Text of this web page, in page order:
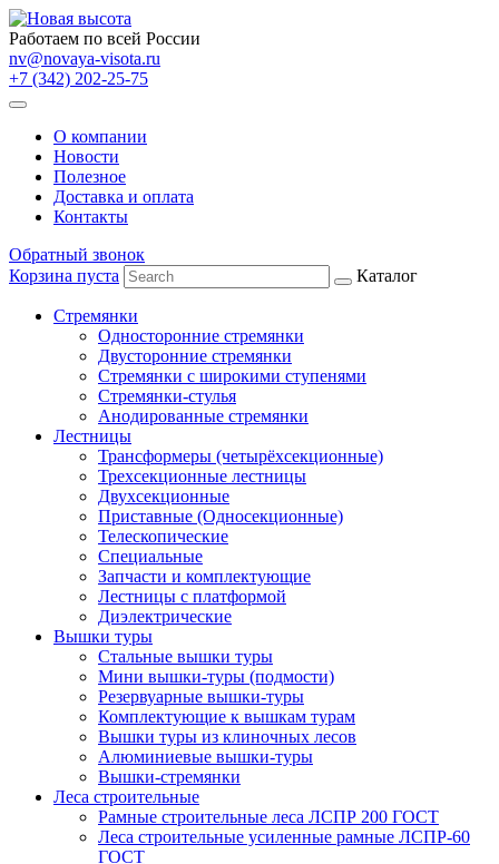
Работаем по всей России
nv@novaya-visota.ru
+7 (342) 202-25-75
О компании
Новости
Полезное
Доставка и оплата
Контакты
Обратный звонок
Корзина пуста
Каталог
Стремянки
Односторонние стремянки
Двусторонние стремянки
Стремянки с широкими ступенями
Стремянки-стулья
Анодированные стремянки
Лестницы
Трансформеры (четырёхсекционные)
Трехсекционные лестницы
Двухсекционные
Приставные (Односекционные)
Телескопические
Специальные
Запчасти и комплектующие
Лестницы с платформой
Диэлектрические
Вышки туры
Стальные вышки туры
Мини вышки-туры (подмости)
Резервуарные вышки-туры
Комплектующие к вышкам турам
Вышки туры из клиночных лесов
Алюминиевые вышки-туры
Вышки-стремянки
Леса строительные
Рамные строительные леса ЛСПР 200 ГОСТ
Леса строительные усиленные рамные ЛСПР-60
ГОСТ